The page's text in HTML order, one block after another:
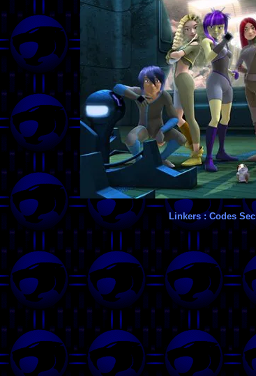
Linkers : Codes